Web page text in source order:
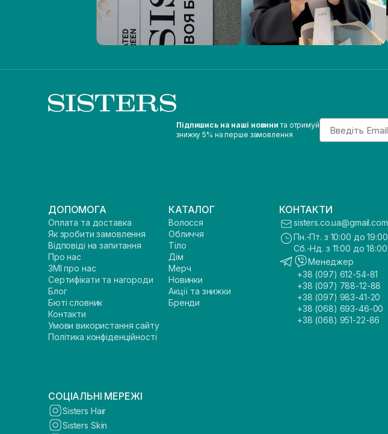
Підпишись на наші новини та отримуй
знижку 5% на перше замовлення
Email
ДОПОМОГА
Оплата та доставка
Як зробити замовлення
Відповіді на запитання
Про нас
ЗМІ про нас
Сертифікати та нагороди
Блог
Бюті словник
Контакти
Умови використання сайту
Політика конфіденційності
КАТАЛОГ
Волосся
Обличчя
Тіло
Дім
Мерч
Новинки
Акції та знижки
Бренди
КОНТАКТИ
sisters.co.ua@gmail.com
Пн.-Пт. з 10:00 до 19:00
Сб.-Нд. з 11:00 до 18:00
Менеджер
+38 (097) 612-54-81
+38 (097) 788-12-88
+38 (097) 983-41-20
+38 (068) 693-46-00
+38 (068) 951-22-86
СОЦІАЛЬНІ МЕРЕЖІ
Sisters Hair
Sisters Skin